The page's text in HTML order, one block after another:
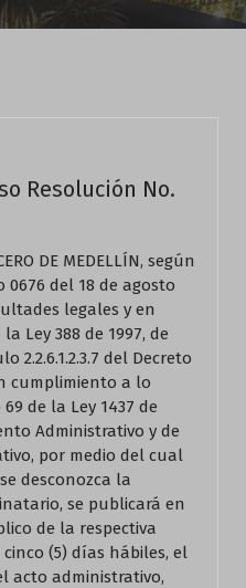
Resolución No.
DE MEDELLÍN, según
del 18 de agosto
legales y en
Ley 388 de 1997, de
del Decreto
cumplimiento a lo
de la Ley 1437 de
Administrativo y de
por medio del cual
desconozca la
se publicará en
de la respectiva
(5) días hábiles, el
acto administrativo,